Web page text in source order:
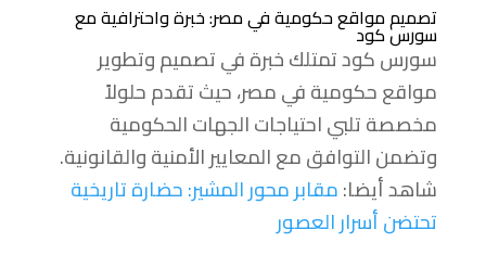
تصميم مواقع حكومية في مصر: خبرة واحترافية مع
سورس كود
سورس كود تمتلك خبرة في تصميم وتطوير
مواقع حكومية في مصر، حيث تقدم حلولاً
مخصصة تلبي احتياجات الجهات الحكومية
وتضمن التوافق مع المعايير الأمنية والقانونية.
شاهد أيضا:مقابر محور المشير: حضارة تاريخية
تحتضن أسرار العصور